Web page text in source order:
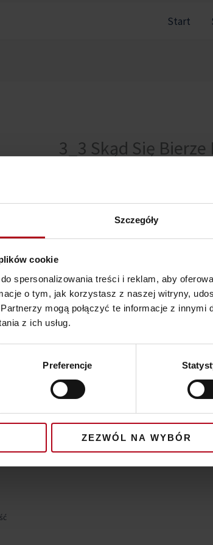
Szczegóły
cookie
spersonalizowania treści i reklam, aby
o tym, jak korzystasz z naszej witryny,
mogą połączyć te informacje z innymi
z ich usług.
Preferencje
ZEZWÓL NA WYBÓR
Start
3_3 Skąd Się
Nie można pokazać tej sekcji,